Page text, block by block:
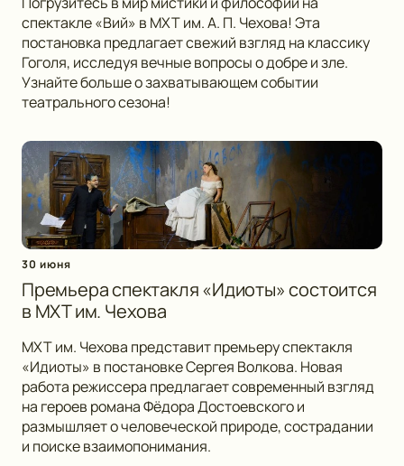
спектакле «Вий» в МХТ им. А. П. Чехова! Эта
постановка предлагает свежий взгляд на классику
Гоголя, исследуя вечные вопросы о добре и зле.
Узнайте больше о захватывающем событии
театрального сезона!
30 июня
Премьера спектакля «Идиоты» состоится
в МХТ им. Чехова
МХТ им. Чехова представит премьеру спектакля
«Идиоты» в постановке Сергея Волкова. Новая
работа режиссера предлагает современный взгляд
на героев романа Фёдора Достоевского и
размышляет о человеческой природе, сострадании
и поиске взаимопонимания.